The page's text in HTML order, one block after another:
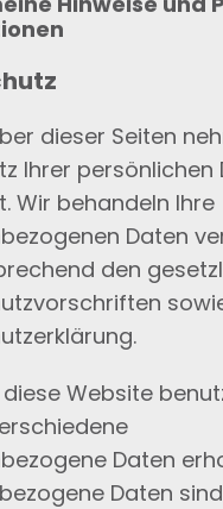
dieser Seiten
Ihrer persönlichen
Wir behandeln Ihre
Daten
den
Website
Daten
Daten